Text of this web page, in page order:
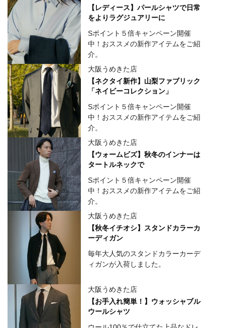
【レディース】パールシャツで日常
をよりラグジュアリーに
Sポイント５倍キャンペーン開催
中！おススメの新作アイテムをご紹
介。
大阪うめきた店
【ネクタイ新作】山梨ファブリック
「ネイビーコレクション」
Sポイント５倍キャンペーン開催
中！おススメの新作アイテムをご紹
介。
大阪うめきた店
【ウォームビズ】秋冬のインナーは
タートルネックで
Sポイント５倍キャンペーン開催
中！おススメの新作アイテムをご紹
介。
大阪うめきた店
【秋冬イチオシ】スタンドカラーカ
ーディガン
毎年大人気のスタンドカラーカーデ
ィガンが入荷しました。
大阪うめきた店
【お手入れ簡単！】ウォッシャブル
ウールシャツ